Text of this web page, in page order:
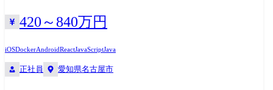
420～840万円
iOSDockerAndroidReactJavaScriptJava
正社員 愛知県名古屋市